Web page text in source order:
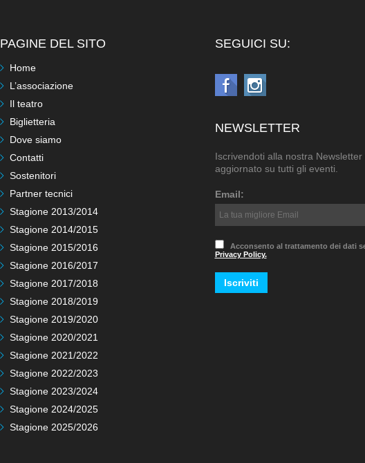
PAGINE DEL SITO
Home
L’associazione
Il teatro
Biglietteria
Dove siamo
Contatti
Sostenitori
Partner tecnici
Stagione 2013/2014
Stagione 2014/2015
Stagione 2015/2016
Stagione 2016/2017
Stagione 2017/2018
Stagione 2018/2019
Stagione 2019/2020
Stagione 2020/2021
Stagione 2021/2022
Stagione 2022/2023
Stagione 2023/2024
Stagione 2024/2025
Stagione 2025/2026
SEGUICI SU:
NEWSLETTER
Iscrivendoti alla nostra Newsletter
aggiornato su tutti gli eventi.
Email:
Acconsento al trattamento dei dati
Privacy Policy.